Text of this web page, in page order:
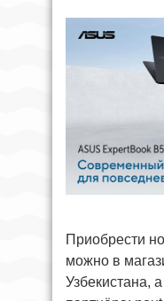
Приобрести
можно в
Узбекистана,